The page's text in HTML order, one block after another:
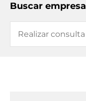
Buscar empresa